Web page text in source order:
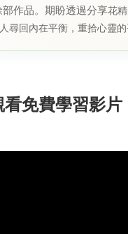
作品。期盼透過分享花
尋回內在平衡，重拾心靈的
看免費學習影片